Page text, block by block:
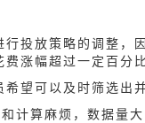
投放策略的调整
涨幅超过一定百分
望可以及时筛选
计算麻烦，数据量